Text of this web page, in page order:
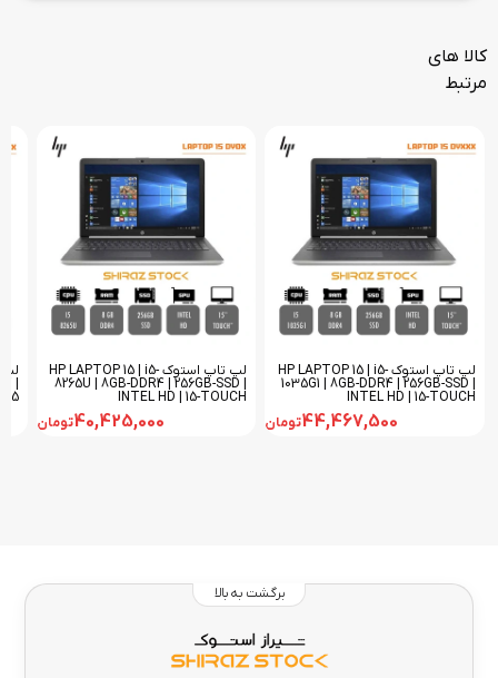
کالا های
مرتبط
لپ تاپ استوک HP LAPTOP 15 | i5-
1035G1 | 8GB-DDR4 | 256GB-SSD |
INTEL HD | 15-TOUCH
44,467,500تومان
لپ تاپ استوک HP LAPTOP 15 | i5-
8265U | 8GB-DDR4 | 256GB-SSD |
INTEL HD | 15-TOUCH
40,425,000تومان
15
برگشت به بالا